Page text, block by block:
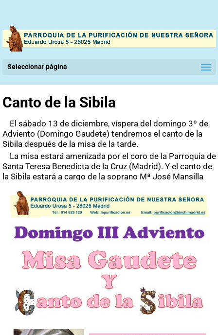
Seleccionar página
Canto de la Sibila
El sábado 13 de diciembre, víspera del domingo 3º de
Adviento (Domingo Gaudete) tendremos el canto de la
Sibila después de la misa de la tarde.
La misa estará amenizada por el coro de la Parroquia de
Santa Teresa Benedicta de la Cruz (Madrid). Y el canto de
la Sibila estará a cargo de la soprano Mª José Mansilla